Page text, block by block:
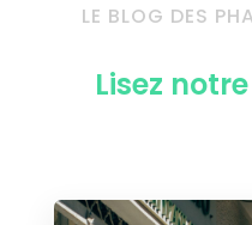
LE BLOG DES
Lisez